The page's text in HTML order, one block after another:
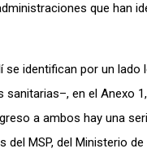
que han
se identifican por un
sanitarias–, en el
a ambos hay una
del MSP, del Ministerio